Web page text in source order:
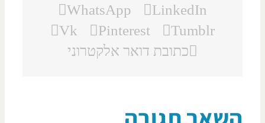
LinkedIn
WhatsApp
Tumblr
Pinterest
Vk
כתובת דואר אלקטרוני